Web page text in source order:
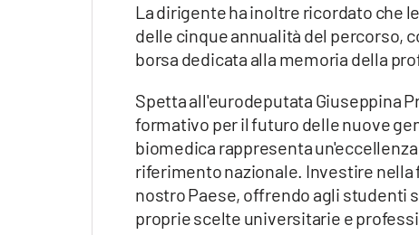
La dirigente ha inoltre ricordato che
delle cinque annualità del percorso,
borsa dedicata alla memoria della
Spetta all'eurodeputata Giuseppina
formativo per il futuro delle nuove
biomedica rappresenta
riferimento nazionale. Investire
nostro Paese, offrendo agli studenti
proprie scelte universitarie e